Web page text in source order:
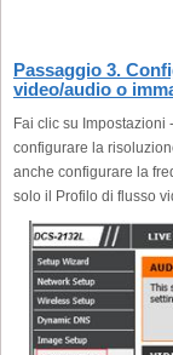
Passaggio 3.
video/audio o
Fai clic su Impostazioni
configurare la
anche configurare la
solo il Profilo di flusso